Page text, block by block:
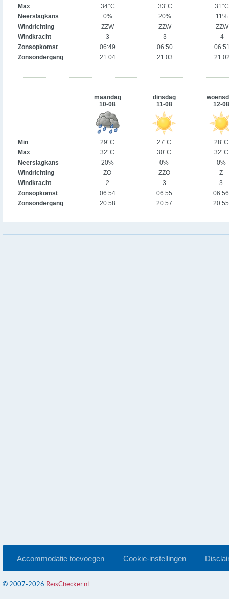
Max
34°C 33°C
31°C
Neerslagkans
0% 20%
11%
Windrichting
ZZW ZZW
ZZW
Windkracht
3 3
4
Zonsopkomst
06:49 06:50
Zonsondergang
21:04 21:03
maandag
10-08
dinsdag
11-08
12-08
Min 29°C 27°C
28°C
Max
32°C 30°C
32°C
Neerslagkans
20% 0%
0%
Windrichting
ZO ZZO
Z
Windkracht
2 3
3
Zonsopkomst
06:54 06:55
06:56
Zonsondergang
20:58 20:57 20:55
Accommodatie toevoegen Cookie-instellingen
© 2007-2026 ReisChecker.nl